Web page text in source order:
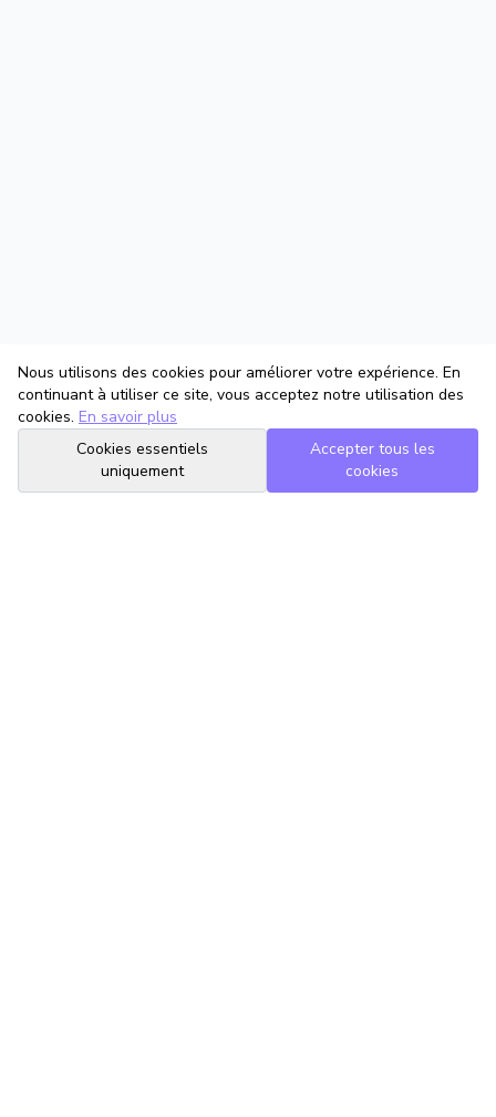
Nous utilisons des cookies pour améliorer votre expérience. En
continuant à utiliser ce site, vous acceptez notre utilisation des
cookies. En savoir plus
Cookies essentiels
uniquement
Accepter tous les
cookies